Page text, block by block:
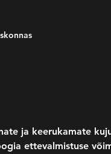
ja keerukamate
ettevalmistuse